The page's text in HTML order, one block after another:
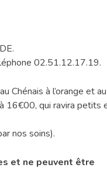
02.51.12.17.19.
Chénais à l’orange et au
16€00, qui ravira petits
nos soins).
et ne peuvent être